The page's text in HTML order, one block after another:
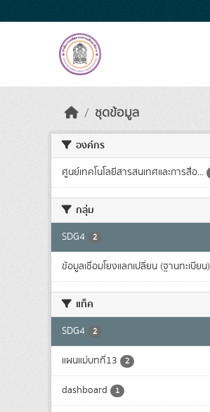
ชุดข้อมูล
องค์กร
ศูนย์เทคโนโลยีสารสนเทศและการสื่อ...
กลุ่ม
SDG4 2
ข้อมูลเชื่อมโยงแลกเปลี่ยน (ฐานทะเบียน)
แท็ค
SDG4 2
แผนแม่บทที่13 2
dashboard 1